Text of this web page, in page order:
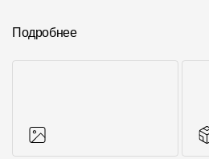
Подробнее